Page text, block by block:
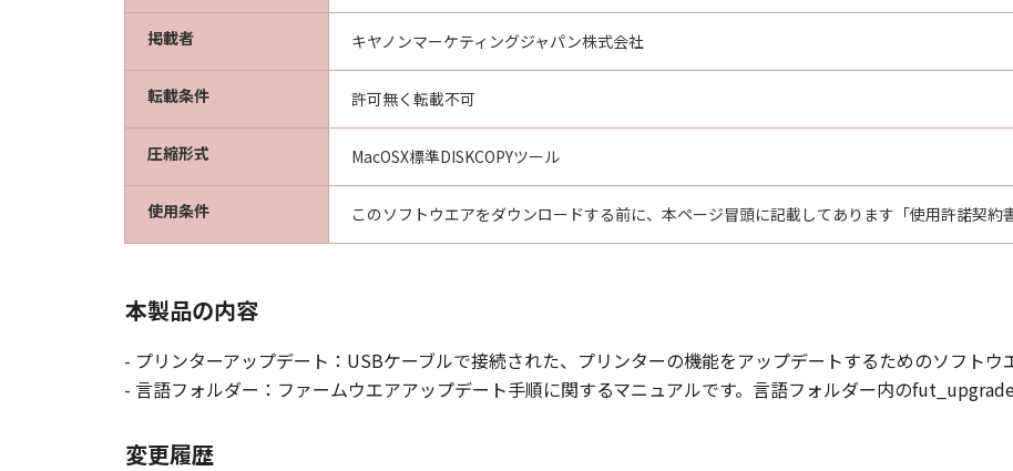
掲載者 キヤノンマーケティングジャパン株式会社
転載条件 許可無く転載不可
圧縮形式 MacOSX標準DISKCOPYツール
使用条件 このソフトウエアをダウンロードする前に、本ページ冒頭に記載してあります「使用許諾契約
本製品の内容
- プリンターアップデート：USBケーブルで接続された、プリンターの機能をアップデートするためのソフトウ
- 言語フォルダー：ファームウエアアップデート手順に関するマニュアルです。言語フォルダー内の
変更履歴